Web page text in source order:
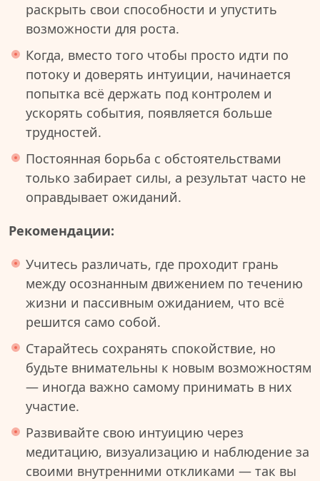
раскрыть свои способности и упустить
возможности для роста.
Когда, вместо того чтобы просто идти по
потоку и доверять интуиции, начинается
попытка всё держать под контролем и
ускорять события, появляется больше
трудностей.
Постоянная борьба с обстоятельствами
только забирает силы, а результат часто не
оправдывает ожиданий.
Рекомендации:
Учитесь различать, где проходит грань
между осознанным движением по течению
жизни и пассивным ожиданием, что всё
решится само собой.
Старайтесь сохранять спокойствие, но
будьте внимательны к новым возможностям
— иногда важно самому принимать в них
участие.
Развивайте свою интуицию через
медитацию, визуализацию и наблюдение за
своими внутренними откликами — так вы